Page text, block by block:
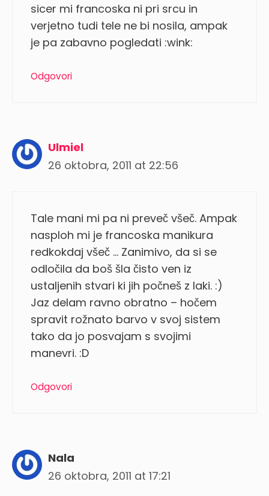
sicer mi francoska ni pri srcu in
verjetno tudi tele ne bi nosila, ampak
je pa zabavno pogledati :wink:
Odgovori
Ulmiel
26 oktobra, 2011 at 22:56
Tale mani mi pa ni preveč všeč. Ampak
nasploh mi je francoska manikura
redkokdaj všeč … Zanimivo, da si se
odločila da boš šla čisto ven iz
ustaljenih stvari ki jih počneš z laki. :)
Jaz delam ravno obratno – hočem
spravit rožnato barvo v svoj sistem
tako da jo posvajam s svojimi
manevri. :D
Odgovori
Nala
26 oktobra, 2011 at 17:21